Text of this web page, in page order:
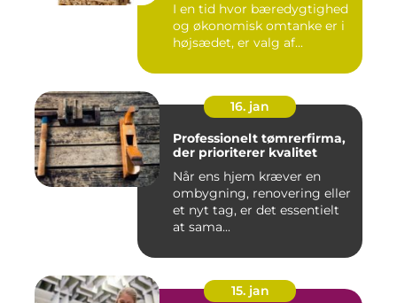
I en tid hvor bæredygtighed
og økonomisk omtanke er i
højsædet, er valg af...
16. jan
Professionelt tømrerfirma,
der prioriterer kvalitet
Når ens hjem kræver en
ombygning, renovering eller
et nyt tag, er det essentielt
at sama...
15. jan